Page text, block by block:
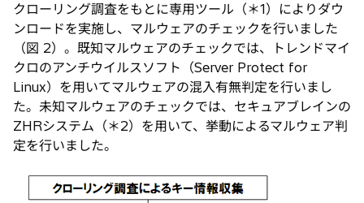
クローリング調査をもとに専用ツール（＊1）によりダウ
ンロードを実施し、マルウェアのチェックを行いました
（図 2）。既知マルウェアのチェックでは、トレンドマイ
クロのアンチウイルスソフト（Server Protect for
Linux）を用いてマルウェアの混入有無判定を行いまし
た。未知マルウェアのチェックでは、セキュアブレインの
ZHRシステム（＊2）を用いて、挙動によるマルウェア判
定を行いました。